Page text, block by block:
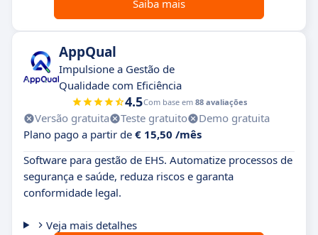
Saiba mais
AppQual
Impulsione a Gestão de
Qualidade com Eficiência
4.5Com base em 88 avaliações
Versão gratuita Teste gratuito
Demo gratuita
Plano pago a partir de € 15,50 /mês
Software para gestão de EHS. Automatize processos de
segurança e saúde, reduza riscos e garanta
conformidade legal.
Veja mais detalhes